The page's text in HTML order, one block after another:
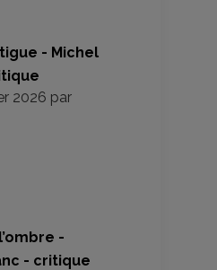
- Michel
2026 par
-
- critique